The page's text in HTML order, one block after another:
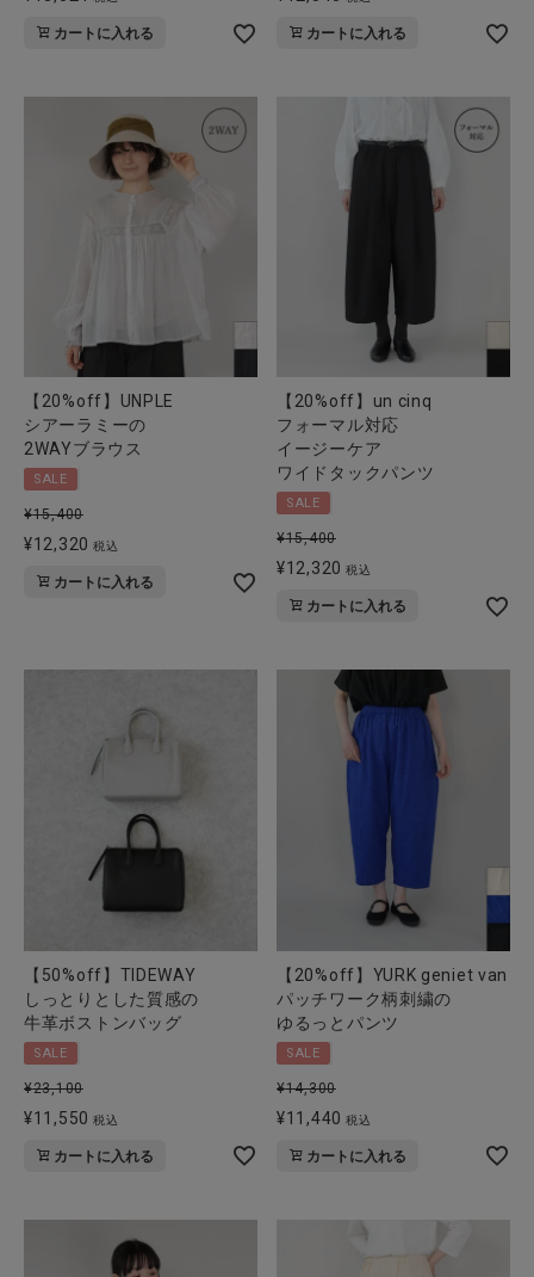
カートに入れる カートに入れる
【20%off】UNPLE
シアーラミーの
2WAYブラウス
SALE
¥15,400
¥12,320 税込
カートに入れる
【20%off】un cinq
フォーマル対応
イージーケア
ワイドタックパンツ
SALE
¥15,400
¥12,320 税込
カートに入れる
【50%off】TIDEWAY
しっとりとした質感の
牛革ボストンバッグ
SALE
¥23,100
¥11,550 税込
カートに入れる
【20%off】YURK geniet van
パッチワーク柄刺繍の
ゆるっとパンツ
SALE
¥14,300
¥11,440 税込
カートに入れる